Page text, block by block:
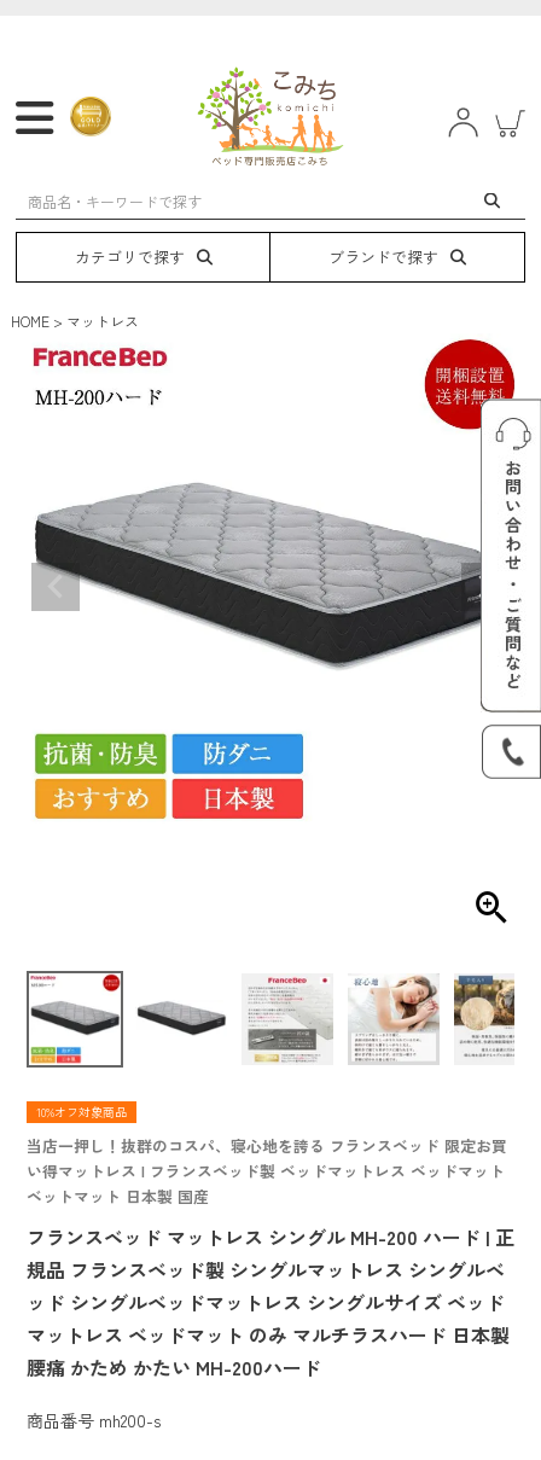
マットレス フレーム ベッド 電動ベッド
カテゴリで探す ブランドで探す
HOME マットレス
10%オフ対象商品
当店一押し！抜群のコスパ、寝心地を誇る フランスベッド 限定お買
い得マットレス | フランスベッド製 ベッドマットレス ベッドマット
ベットマット 日本製 国産
フランスベッド マットレス シングル MH-200 ハード | 正
規品 フランスベッド製 シングルマットレス シングルベ
ッド シングルベッドマットレス シングルサイズ ベッド
マットレス ベッドマット のみ マルチラスハード 日本製
腰痛 かため かたい MH-200ハード
商品番号 mh200-s